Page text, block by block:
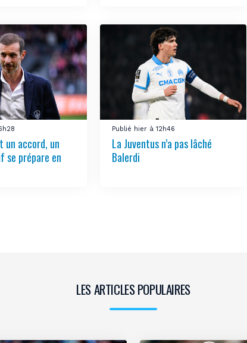
un accord, un
se prépare en
Publié hier à 12h46
La Juventus n’a pas lâché
Balerdi
LES ARTICLES POPULAIRES